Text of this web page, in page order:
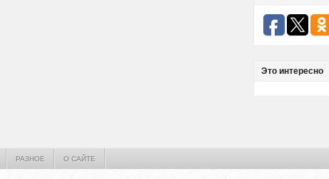
Это интересно
РАЗНОЕ О САЙТЕ